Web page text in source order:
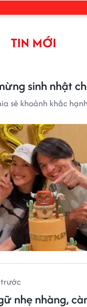
TIN MỚI
sinh nhật
sẻ khoảnh khắc
nhẹ nhàng,